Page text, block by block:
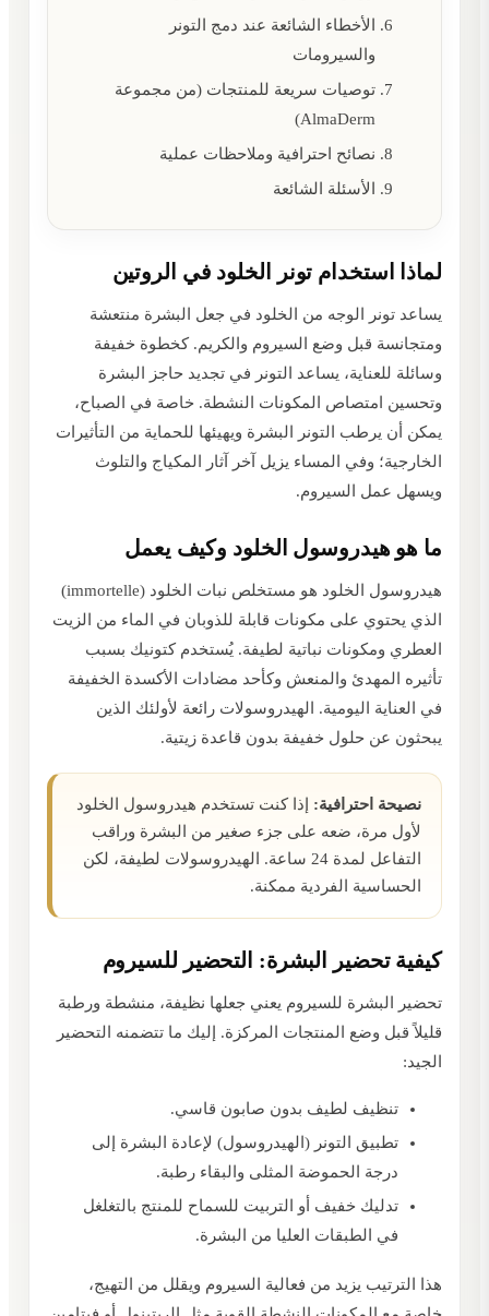
الأخطاء الشائعة عند دمج التونر
والسيرومات
توصيات سريعة للمنتجات (من مجموعة
AlmaDerm)
نصائح احترافية وملاحظات عملية
الأسئلة الشائعة
لماذا استخدام تونر الخلود في الروتين
يساعد تونر الوجه من الخلود في جعل البشرة منتعشة
ومتجانسة قبل وضع السيروم والكريم. كخطوة خفيفة
وسائلة للعناية، يساعد التونر في تجديد حاجز البشرة
وتحسين امتصاص المكونات النشطة. خاصة في الصباح،
يمكن أن يرطب التونر البشرة ويهيئها للحماية من التأثيرات
الخارجية؛ وفي المساء يزيل آخر آثار المكياج والتلوث
ويسهل عمل السيروم.
ما هو هيدروسول الخلود وكيف يعمل
هيدروسول الخلود هو مستخلص نبات الخلود (immortelle)
الذي يحتوي على مكونات قابلة للذوبان في الماء من الزيت
العطري ومكونات نباتية لطيفة. يُستخدم كتونيك بسبب
تأثيره المهدئ والمنعش وكأحد مضادات الأكسدة الخفيفة
في العناية اليومية. الهيدروسولات رائعة لأولئك الذين
يبحثون عن حلول خفيفة بدون قاعدة زيتية.
نصيحة احترافية: إذا كنت تستخدم هيدروسول الخلود
لأول مرة، ضعه على جزء صغير من البشرة وراقب
التفاعل لمدة 24 ساعة. الهيدروسولات لطيفة، لكن
الحساسية الفردية ممكنة.
كيفية تحضير البشرة: التحضير للسيروم
تحضير البشرة للسيروم يعني جعلها نظيفة، منشطة ورطبة
قليلاً قبل وضع المنتجات المركزة. إليك ما تتضمنه التحضير
الجيد:
تنظيف لطيف بدون صابون قاسي.
تطبيق التونر (الهيدروسول) لإعادة البشرة إلى
درجة الحموضة المثلى والبقاء رطبة.
تدليك خفيف أو التربيت للسماح للمنتج بالتغلغل
في الطبقات العليا من البشرة.
هذا الترتيب يزيد من فعالية السيروم ويقلل من التهيج،